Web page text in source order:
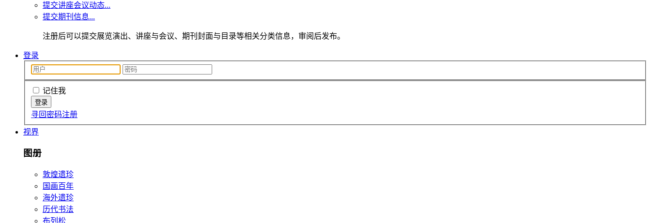
提交讲座会议动态...
提交期刊信息...
注册后可以提交展览演出、讲座与会议、期刊封面与目录等相关分类信息，审阅后发布。
登录
记住我
寻回密码注册
视界
图册
敦煌遗珍
国画百年
海外遗珍
历代书法
布列松